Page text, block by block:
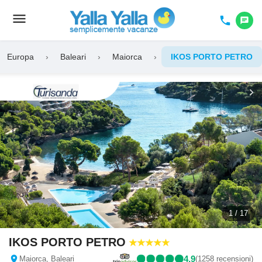
Toggle
menu phone chat
Europa › Baleari › Maiorca › IKOS PORTO PETRO
chevron_right
1 / 17
IKOS PORTO PETRO
location_on Maiorca, Baleari 4,9(1258 recensioni)